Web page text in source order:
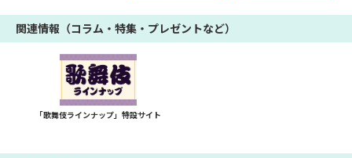
関連情報（コラム・特集・プレゼントなど）
「歌舞伎ラインナップ」特設サイト